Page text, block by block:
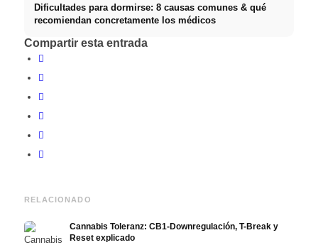
Dificultades para dormirse: 8 causas comunes & qué
recomiendan concretamente los médicos
Compartir esta entrada
RELACIONADO
Cannabis Toleranz: CB1-Downregulación, T-Break y
Reset explicado